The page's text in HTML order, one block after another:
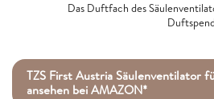
Das Duftfach des
TZS First Austria Säulenventilator
ansehen bei AMAZON*